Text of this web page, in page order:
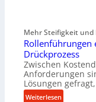
Mehr Steifigkeit und
Rollenführungen
Drückprozess
Zwischen
Anforderungen
Lösungen
Weiterlesen: